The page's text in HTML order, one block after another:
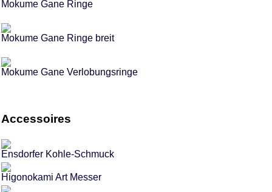
Mokume Gane Ringe
Mokume Gane Ringe breit
Mokume Gane Verlobungsringe
Accessoires
Ensdorfer Kohle-Schmuck
Higonokami Art Messer